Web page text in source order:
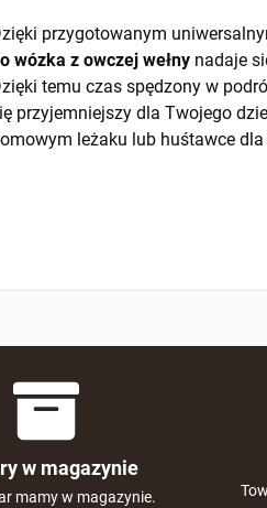
przygotowanym
wózka z owczej wełny nadaje
temu czas spędzony w
przyjemniejszy dla Twojego
leżaku lub huśtawce
w magazynie
mamy w magazynie.